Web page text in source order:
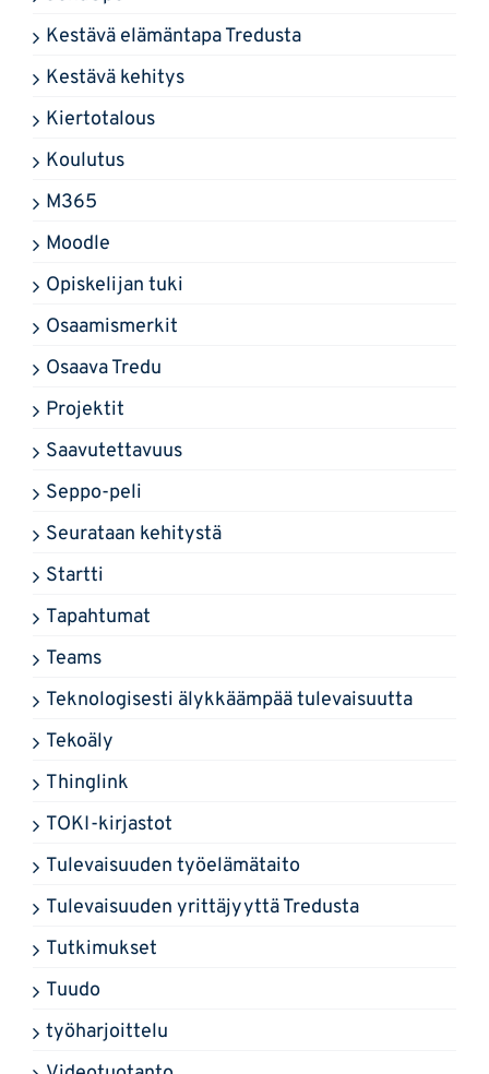
Kestävä elämäntapa Tredusta
Kestävä kehitys
Kiertotalous
Koulutus
M365
Moodle
Opiskelijan tuki
Osaamismerkit
Osaava Tredu
Projektit
Saavutettavuus
Seppo-peli
Seurataan kehitystä
Startti
Tapahtumat
Teams
Teknologisesti älykkäämpää tulevaisuutta
Tekoäly
Thinglink
TOKI-kirjastot
Tulevaisuuden työelämätaito
Tulevaisuuden yrittäjyyttä Tredusta
Tutkimukset
Tuudo
työharjoittelu